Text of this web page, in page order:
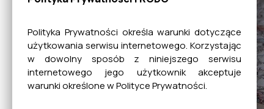
Mienie Komunalne
Polityka Prywatności określa warunki dotyczące
użytkowania serwisu internetowego. Korzystając
w dowolny sposób z niniejszego serwisu
internetowego jego użytkownik akceptuje
warunki określone w Polityce Prywatności.